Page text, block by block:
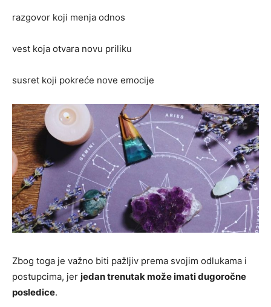
razgovor koji menja odnos
vest koja otvara novu priliku
susret koji pokreće nove emocije
Zbog toga je važno biti pažljiv prema svojim odlukama i
postupcima, jer jedan trenutak može imati dugoročne
posledice.